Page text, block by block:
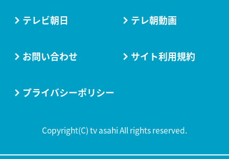
テレビ朝日 テレ朝動画
お問い合わせ サイト利用規約
プライバシーポリシー
Copyright(C) tv asahi All rights reserved.